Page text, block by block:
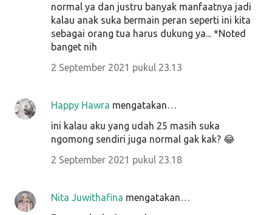
normal ya dan justru banyak manfaatnya jadi
kalau anak suka bermain peran seperti ini kita
sebagai orang tua harus dukung ya... *Noted
banget nih
2 September 2021 pukul 23.13
Happy Hawra mengatakan…
ini kalau aku yang udah 25 masih suka
ngomong sendiri juga normal gak kak? 😂
2 September 2021 pukul 23.18
Nita Juwithafina mengatakan…